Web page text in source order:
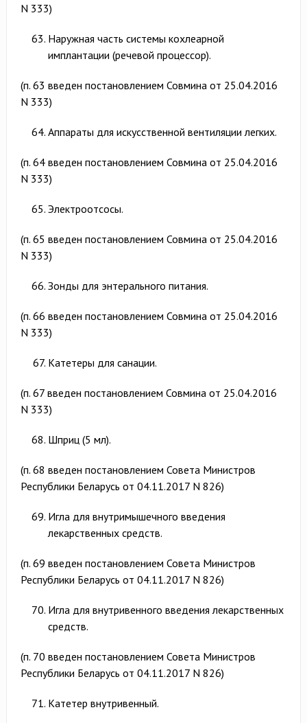
N 333)
Наружная часть системы кохлеарной
имплантации (речевой процессор).
(п. 63 введен постановлением Совмина от 25.04.2016
N 333)
Аппараты для искусственной вентиляции легких.
(п. 64 введен постановлением Совмина от 25.04.2016
N 333)
Электроотсосы.
(п. 65 введен постановлением Совмина от 25.04.2016
N 333)
Зонды для энтерального питания.
(п. 66 введен постановлением Совмина от 25.04.2016
N 333)
Катетеры для санации.
(п. 67 введен постановлением Совмина от 25.04.2016
N 333)
Шприц (5 мл).
(п. 68 введен постановлением Совета Министров
Республики Беларусь от 04.11.2017 N 826)
Игла для внутримышечного введения
лекарственных средств.
(п. 69 введен постановлением Совета Министров
Республики Беларусь от 04.11.2017 N 826)
Игла для внутривенного введения лекарственных
средств.
(п. 70 введен постановлением Совета Министров
Республики Беларусь от 04.11.2017 N 826)
Катетер внутривенный.